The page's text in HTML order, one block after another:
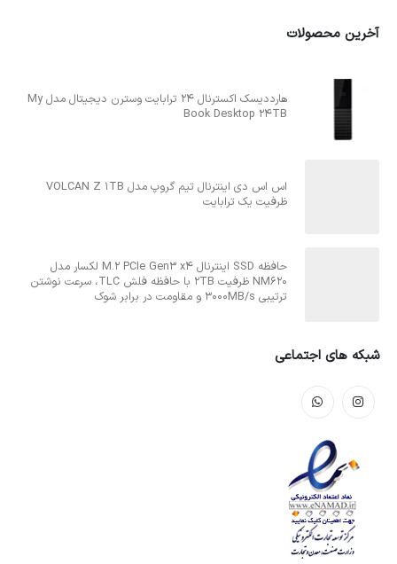
آخرین محصولات
هارددیسک اکسترنال 24 ترابایت وسترن دیجیتال مدل My
Book Desktop 24TB
اس اس دی اینترنال تیم گروپ مدل VOLCAN Z 1TB
ظرفیت یک ترابایت
حافظه SSD اینترنال M.2 PCIe Gen3 x4 لکسار مدل
NM620 ظرفیت 2TB با حافظه فلش TLC، سرعت نوشتن
ترتیبی 3000MB/s و مقاومت در برابر شوک
شبکه های اجتماعی